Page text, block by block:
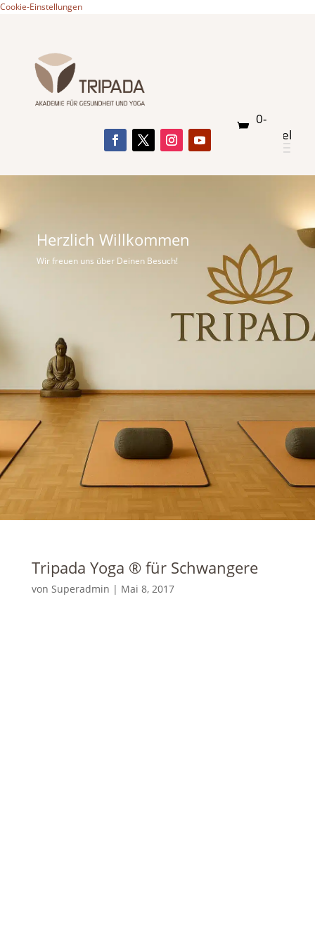
Cookie-Einstellungen
0-
Artikel
Herzlich Willkommen
Wir freuen uns über Deinen Besuch!
Tripada Yoga ® für Schwangere
von Superadmin | Mai 8, 2017